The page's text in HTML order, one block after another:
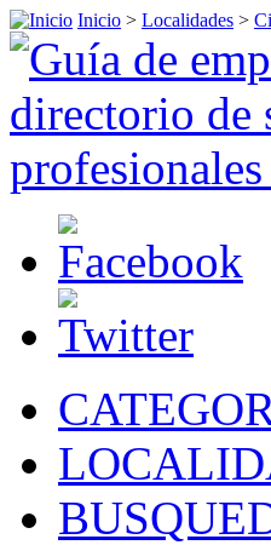
Inicio > Localidades >